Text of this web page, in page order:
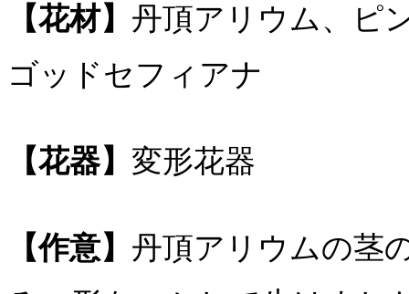
【花材】 丹頂アリウム、ピ
ゴッドセフィアナ
【花器】 変形花器
【作意】 丹頂アリウムの茎